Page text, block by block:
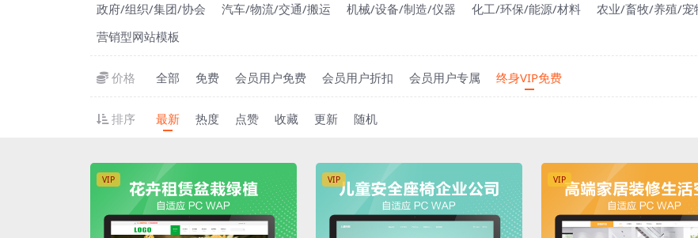
政府/组织/集团/协会
汽车/物流/交通/搬运 机械/设备/制造/仪器 化工/环保/能源/材料 农业/畜牧/养殖/宠
营销型网站模板
价格 全部 免费 会员用户免费 会员用户折扣 会员用户专属 终身VIP免费
排序 最新 热度 点赞 收藏 更新 随机
VIP VIP VIP